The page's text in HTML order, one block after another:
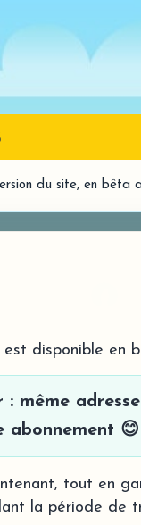
phonémique
-
Politique
du site, en bêta
disponible en
: même
abonnement 😊
tout en
la période de